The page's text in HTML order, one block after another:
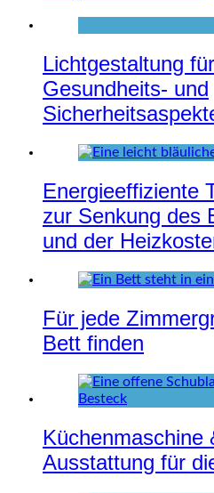
Lichtgestaltung
Gesundheits- und
Energieeffiziente
zur Senkung des
und der
Für jede
Bett finden
Küchenmaschine
Ausstattung für